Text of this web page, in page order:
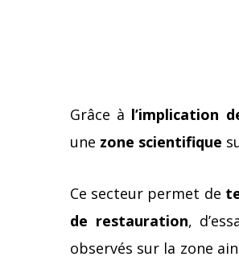
Grâce à l’implication
une zone scientifique
Ce secteur permet de
de restauration,
observés sur la zone